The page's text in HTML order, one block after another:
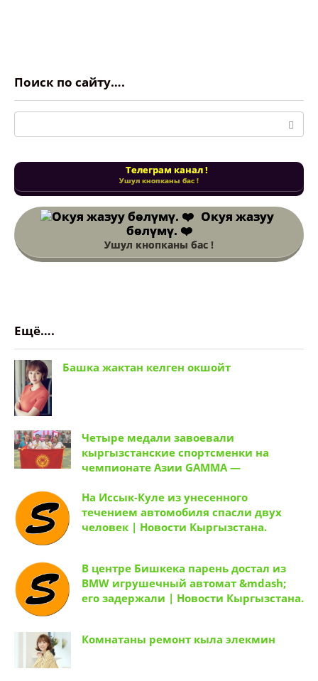
Поиск по сайту….
Поиск:
Телеграм канал !
Ушул кнопканы бас !
Окуя жазуу
бөлүмү. ❤️
Ушул кнопканы бас !
Ещё….
Башка жактан келген окшойт
Четыре медали завоевали
кыргызстанские спортсменки на
чемпионате Азии GAMMA —
На Иссык-Куле из унесенного
течением автомобиля спасли двух
человек | Новости Кыргызстана.
В центре Бишкека парень достал из
BMW игрушечный автомат &mdash;
его задержали | Новости Кыргызстана.
Комнатаны ремонт кыла элекмин